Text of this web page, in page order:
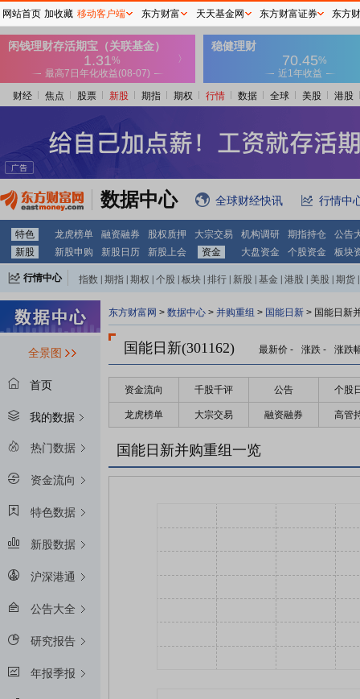
财经 焦点 股票 新股 期指 期权 行情 数据 全球 美股 港股
数据中心 全球财经快讯 行情中
特色 龙虎榜单 融资融券 股权质押 大宗交易 机构调研 期指持仓
公告
新股
新股申购 新股日历 新股上会 资金 大盘资金 个股资金 板块
行情中心 指数 期指 期权 个股 板块 排行 新股 基金 港股 美股 期货
全景图
首页
我的数据
热门数据
资金流向
特色数据
新股数据
沪深港通
公告大全
研究报告
年报季报
东方财富网 > 数据中心 > 并购重组 > 国能日新 > 国能日新
国能日新(301162) 最新价 - 涨跌 - 涨跌
资金流向 千股千评 公告 个股
龙虎榜单 大宗交易 融资融券 高管
国能日新并购重组一览
网站首页 加收藏 移动客户端 东方财富 天天基金网 东方财富证券 东方